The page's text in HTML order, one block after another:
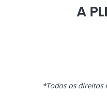
A
*Todos os direitos